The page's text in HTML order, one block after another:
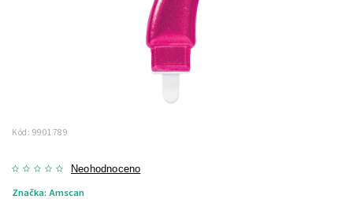
Kód: 9901789
Neohodnoceno
Značka: Amscan